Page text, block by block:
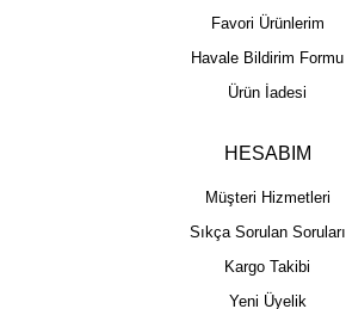
Favori Ürünlerim
Havale Bildirim Formu
Ürün İadesi
HESABIM
Müşteri Hizmetleri
Sıkça Sorulan Soruları
Kargo Takibi
Yeni Üyelik